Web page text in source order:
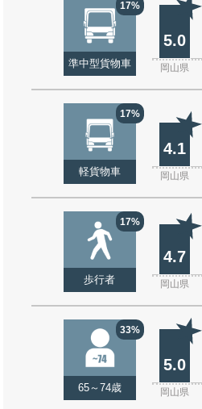
17%
準中型貨物車
5.0
岡山県
17%
軽貨物車
4.1
岡山県
17%
歩行者
4.7
岡山県
33%
65～74歳
5.0
岡山県